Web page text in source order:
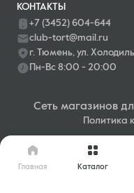
КОНТАКТЫ
+7 (3452) 604-644
club-tort@mail.ru
г. Тюмень, ул.
Пн-Вс 8:00 - 20:00
Сеть магазинов
Политика
Главная Каталог